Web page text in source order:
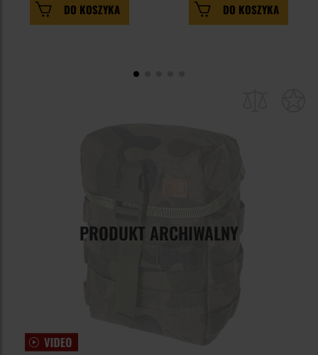
DO KOSZYKA DO KOSZYKA
PRODUKT ARCHIWALNY